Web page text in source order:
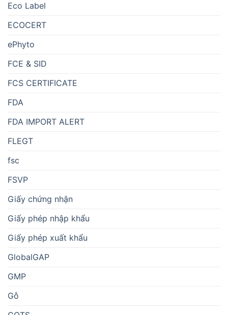
Eco Label
ECOCERT
ePhyto
FCE & SID
FCS CERTIFICATE
FDA
FDA IMPORT ALERT
FLEGT
fsc
FSVP
Giấy chứng nhận
Giấy phép nhập khẩu
Giấy phép xuất khẩu
GlobalGAP
GMP
Gỗ